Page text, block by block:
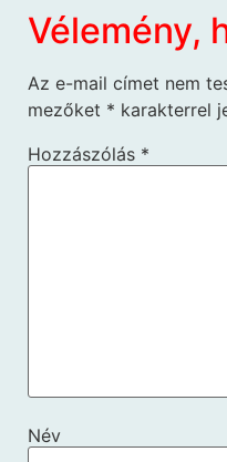
Vélemény,
Az e-mail címet nem
mezőket * karakterrel
Hozzászólás *
Név